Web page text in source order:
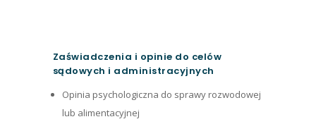
Zaświadczenia i opinie do celów
sądowych i administracyjnych
Opinia psychologiczna do sprawy rozwodowej
lub alimentacyjnej